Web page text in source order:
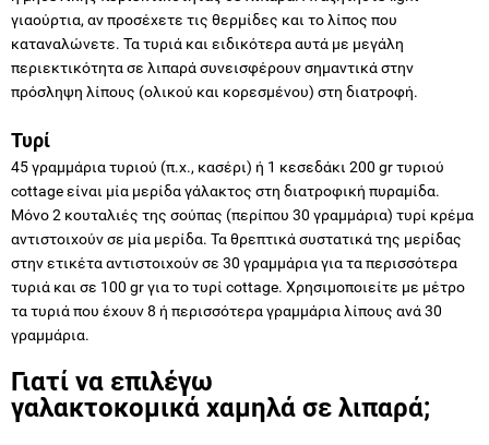
γιαούρτια, αν προσέχετε τις θερμίδες και το λίπος που
καταναλώνετε. Τα τυριά και ειδικότερα αυτά με μεγάλη
περιεκτικότητα σε λιπαρά συνεισφέρουν σημαντικά στην
πρόσληψη λίπους (ολικού και κορεσμένου) στη διατροφή.
Τυρί
45 γραμμάρια τυριού (π.χ., κασέρι) ή 1 κεσεδάκι 200 gr τυριού
cottage είναι μία μερίδα γάλακτος στη διατροφική πυραμίδα.
Μόνο 2 κουταλιές της σούπας (περίπου 30 γραμμάρια) τυρί κρέμα
αντιστοιχούν σε μία μερίδα. Τα θρεπτικά συστατικά της μερίδας
στην ετικέτα αντιστοιχούν σε 30 γραμμάρια για τα περισσότερα
τυριά και σε 100 gr για το τυρί cottage. Χρησιμοποιείτε με μέτρο
τα τυριά που έχουν 8 ή περισσότερα γραμμάρια λίπους ανά 30
γραμμάρια.
Γιατί να επιλέγω
γαλακτοκομικά χαμηλά σε λιπαρά;